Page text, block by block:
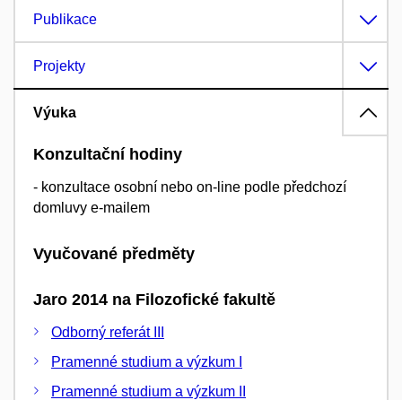
Publikace
Projekty
Výuka
Konzultační hodiny
- konzultace osobní nebo on-line podle předchozí
domluvy e-mailem
Vyučované předměty
Jaro 2014 na Filozofické fakultě
Odborný referát III
Pramenné studium a výzkum I
Pramenné studium a výzkum II